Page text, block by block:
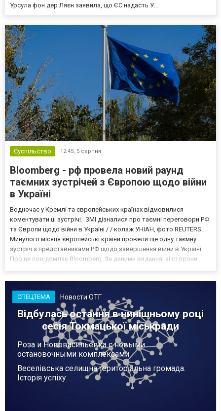
Урсула фон дер Ляєн заявила, що ЄС надасть У...
Суспільство 12:45, 5 серпня
Bloomberg - рф провела новий раунд
таємних зустрічей з Європою щодо війни
в Україні
Водночас у Кремлі та європейських країнах відмовилися
коментувати ці зустрічі. ЗМІ дізналися про таємні переговори РФ
та Європи щодо війни в Україні / / колаж УНІАН, фото REUTERS
Минулого місяця європейські країни провели ще одну таємну
зустріч з представниками РФ щодо завершення війни в Україні.
Про це повідомляє Bloomberg. За даними видання, зі сторони
СПЕЦТЕМА Новости ОТГ
Відбулась остання в нинішньому році
сесія Токмацької міськради
Роза и Нововасильевка с новыми
остановочными комплексами
Веселівська селищна територіальна громада.
Історія успіху